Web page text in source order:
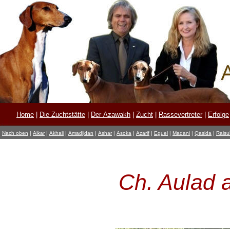
Home Die Zuchtstätte Der Azawakh Zucht Rassevertreter| Erfolge
Nach oben | Aikar | Akhali | Amadjidan | Ashar | Asoka | Azarif | Eguel | Madani | Qasida |
Ch. Aulad